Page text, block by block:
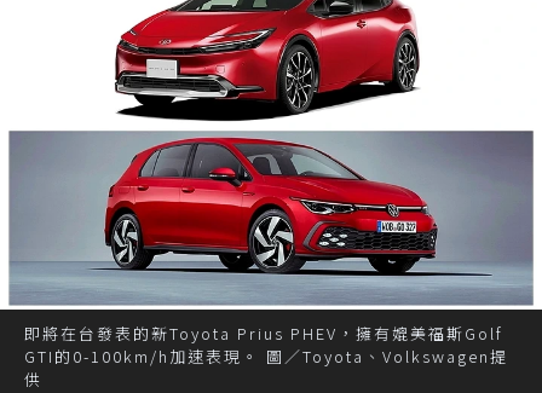
即將在台發表的新Toyota Prius PHEV，擁有媲美福斯Golf
GTI的0-100km/h加速表現。 圖／Toyota、Volkswagen提
供